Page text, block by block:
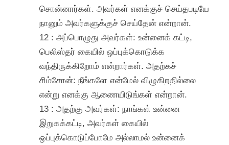
சொன்னார்கள். அவர்கள் எனக்குச் செய்தபடியே
நானும் அவர்களுக்குச் செய்தேன் என்றான்.
12 : அப்பொழுது அவர்கள்: உன்னைக் கட்டி,
பெலிஸ்தர் கையில் ஒப்புக்கொடுக்க
வந்திருக்கிறோம் என்றார்கள். அதற்கச்
சிம்சோன்: நீங்களே என்மேல் விழுகிறதில்லை
என்று எனக்கு ஆணையிடுங்கள் என்றான்.
13 : அதற்கு அவர்கள்: நாங்கள் உன்னை
இறுகக்கட்டி, அவர்கள் கையில்
ஒப்புக்கொடுப்போமே அல்லாமல் உன்னைக்